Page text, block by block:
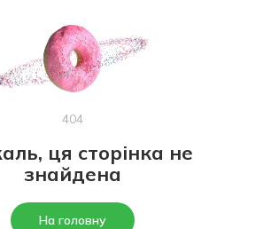
404
ця сторінка не
знайдена
На головну